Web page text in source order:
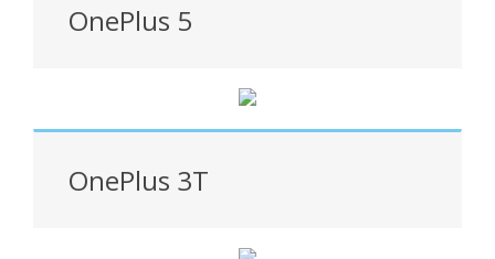
OnePlus 5
OnePlus 3T